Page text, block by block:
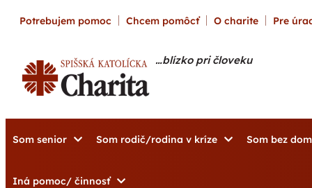
Potrebujem pomoc Chcem pomôcť O charite Pre
…blízko pri človeku
Som senior Som rodič/rodina v kríze Som bez
Iná pomoc/ činnosť